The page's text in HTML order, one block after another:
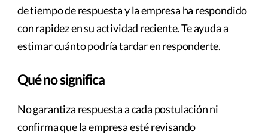
de tiempo de respuesta y la empresa ha respondido
con rapidez en su actividad reciente. Te ayuda a
estimar cuánto podría tardar en responderte.
Qué no significa
No garantiza respuesta a cada postulación ni
confirma que la empresa esté revisando